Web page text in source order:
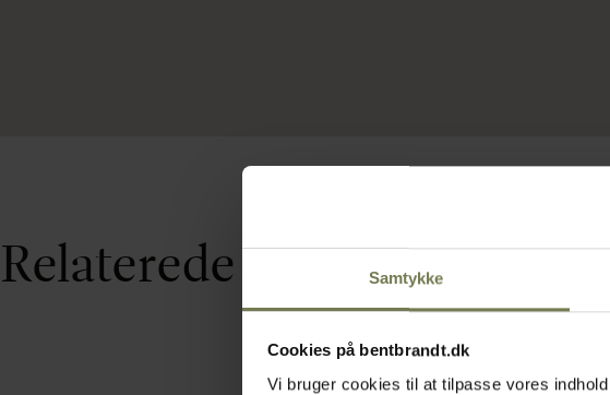
Samtykke
Cookies på bentbrandt.dk
Vi bruger cookies til at tilpasse vores
Relaterede varer